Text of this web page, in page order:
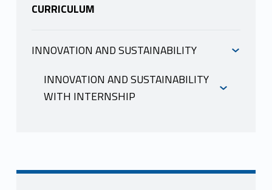
CURRICULUM
INNOVATION AND SUSTAINABILITY
INFORMAZIONI
INNOVATION AND SUSTAINABILITY
WITH INTERNSHIP
Economia e Management LM-77